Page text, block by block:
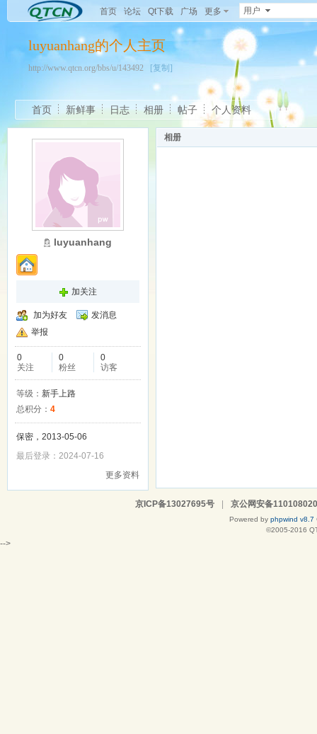
首页 论坛 Qt下载 广场 更多 用户
luyuanhang的个人主页
http://www.qtcn.org/bbs/u/143492 [复制]
首页 新鲜事 日志 相册 帖子 个人资料
luyuanhang
加关注
加为好友
发消息
举报
0
关注
0
粉丝
0
访客
等级： 新手上路
总积分： 4
保密，2013-05-06
最后登录：2024-07-16
更多资料
相册
京ICP备13027695号 京公网安备
Powered by phpwind v8.7
©2005-2016
-->